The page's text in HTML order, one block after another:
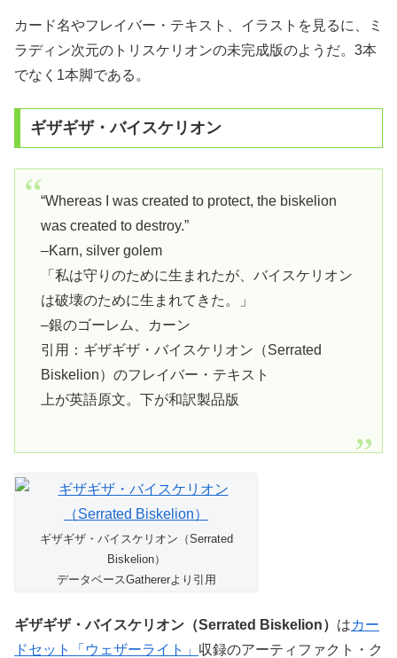
カード名やフレイバー・テキスト、イラストを見るに、ミ
ラディン次元のトリスケリオンの未完成版のようだ。3本
でなく1本脚である。
ギザギザ・バイスケリオン
“Whereas I was created to protect, the biskelion
was created to destroy.”
–Karn, silver golem
「私は守りのために生まれたが、バイスケリオン
は破壊のために生まれてきた。」
–銀のゴーレム、カーン
引用：ギザギザ・バイスケリオン（Serrated
Biskelion）のフレイバー・テキスト
上が英語原文。下が和訳製品版
ギザギザ・バイスケリオン（Serrated
Biskelion）
データベースGathererより引用
ギザギザ・バイスケリオン（Serrated Biskelion） はカー
ドセット「ウェザーライト」 収録のアーティファクト・ク